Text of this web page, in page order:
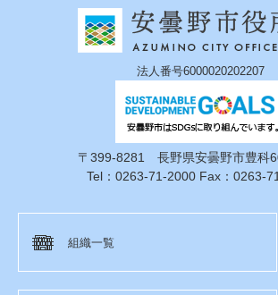
法人番号6000020202207
〒399-8281 長野県安曇野市豊科
Tel：0263-71-2000 Fax：0263-
組織一覧